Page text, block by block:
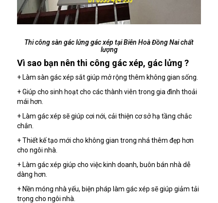
Thi công sàn gác lửng gác xép tại Biên Hoà Đồng Nai chất
lượng
Vì sao bạn nên thi công gác xép, gác lửng ?
+ Làm sàn gác xép sắt giúp mở rộng thêm không gian sống.
+ Giúp cho sinh hoạt cho các thành viên trong gia đình thoải
mái hơn.
+ Làm gác xép sẽ giúp cơi nới, cải thiện cơ sở hạ tầng chắc
chắn.
+ Thiết kế tạo mới cho không gian trong nhá thêm đẹp hơn
cho ngôi nhà.
+ Làm gác xép giúp cho việc kinh doanh, buôn bán nhà dễ
dàng hơn.
+ Nền móng nhà yếu, biện pháp làm gác xép sẽ giúp giảm tải
trọng cho ngôi nhà.